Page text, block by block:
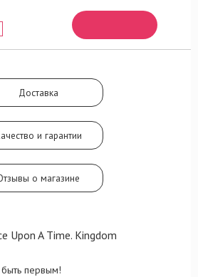
жгучим аккордом имбиря и
восточного шафрана. В центре
Kingdom собраны утонченные
сад будет окружен
шлейфового мускуса,
кашемира и томностью
пудры.
Доставка
и гарантии
о магазине
Upon A Time. Kingdom
первым!